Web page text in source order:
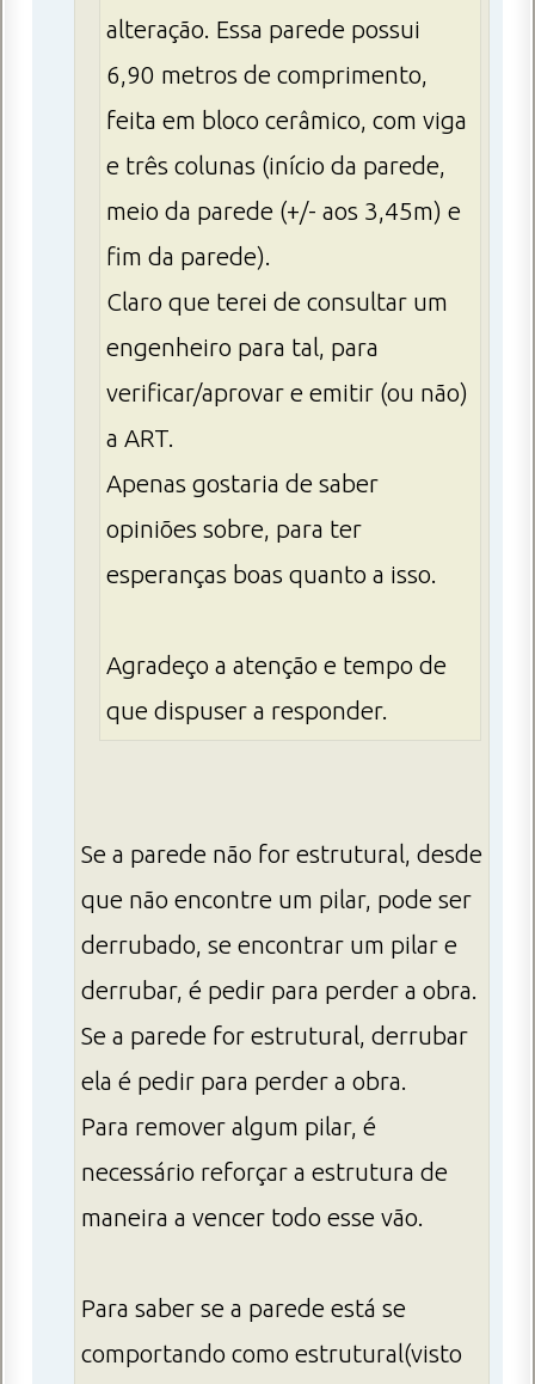
alteração. Essa parede possui
6,90 metros de comprimento,
feita em bloco cerâmico, com viga
e três colunas (início da parede,
meio da parede (+/- aos 3,45m) e
fim da parede).
Claro que terei de consultar um
engenheiro para tal, para
verificar/aprovar e emitir (ou não)
a ART.
Apenas gostaria de saber
opiniões sobre, para ter
esperanças boas quanto a isso.
Agradeço a atenção e tempo de
que dispuser a responder.
Se a parede não for estrutural, desde
que não encontre um pilar, pode ser
derrubado, se encontrar um pilar e
derrubar, é pedir para perder a obra.
Se a parede for estrutural, derrubar
ela é pedir para perder a obra.
Para remover algum pilar, é
necessário reforçar a estrutura de
maneira a vencer todo esse vão.
Para saber se a parede está se
comportando como estrutural(visto